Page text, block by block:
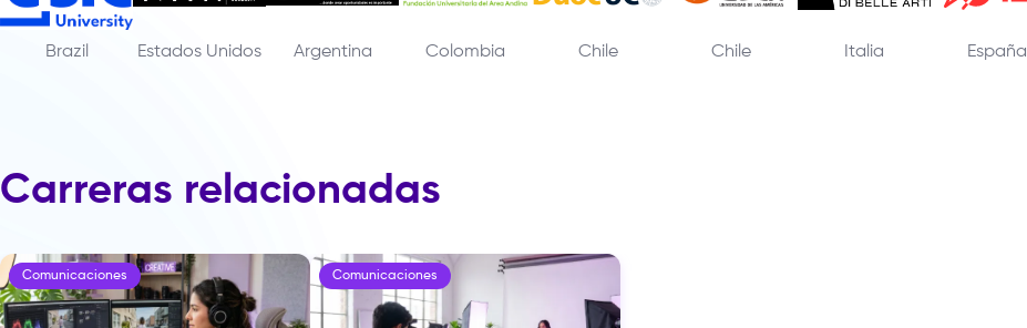
Brazil Estados Unidos Argentina Colombia Chile Chile Italia España
Carreras relacionadas
Comunicaciones Comunicaciones